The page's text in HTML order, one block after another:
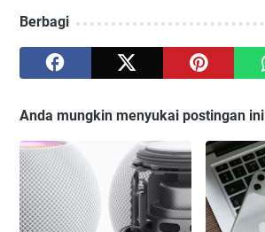
Berbagi
Anda mungkin menyukai postingan ini